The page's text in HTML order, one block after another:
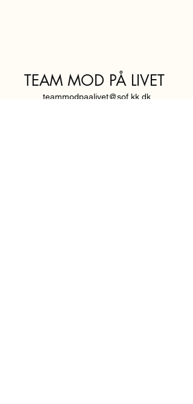
TEAM MOD PÅ LIVET
teammodpaalivet@sof.kk.dk